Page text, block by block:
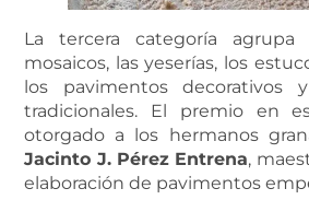
La tercera categoría agrupa
mosaicos, las yeserías, los
los pavimentos decorativos
tradicionales. El premio en
otorgado a los hermanos
Jacinto J. Pérez Entrena,
elaboración de pavimentos